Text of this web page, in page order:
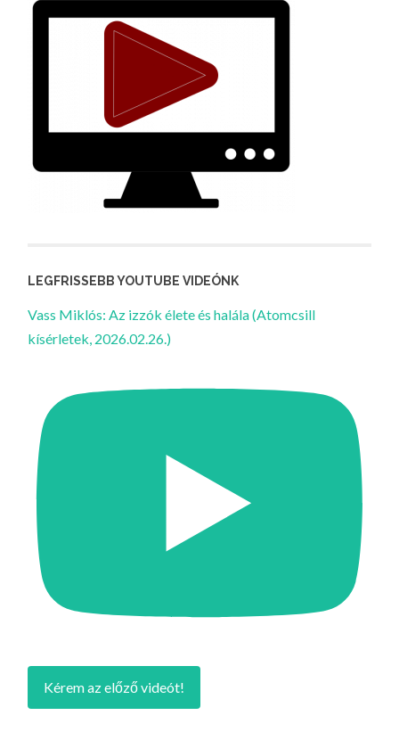
LEGFRISSEBB YOUTUBE VIDEÓNK
Vass Miklós: Az izzók élete és halála (Atomcsill
kísérletek, 2026.02.26.)
Kérem az előző videót!